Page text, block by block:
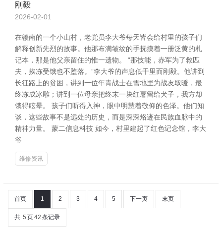
刚毅
2026-02-01
在赣南的一个小山村，老党员李大爷每天皆会给村里的孩子们
解释创新先烈的故事。他那布满皱纹的手抚摸着一册泛黄的札
记本，那是他父亲留住的惟一遗物。 “那技能，赤军为了救匹
夫，挨冻受饿也不堕落。”李大爷的声息低千里而刚毅。他讲到
长征路上的贫困，讲到一位年青战士在雪地里为战友取暖，最
终冻成冰雕；讲到一位母亲把终末一块红薯留给犬子，我方却
饿得眩晕。 孩子们听得入神，眼中明慧着敬仰的色泽。他们知
谈，这些故事不是远处的历史，而是深深烙迹在民族血脉中的
精神力量。 蒙二信息科技 如今，村里建起了红色记念馆，李大
爷
维修资讯
首页 1 2 3 4 5 下一页 末页
共 5 页42 条记录